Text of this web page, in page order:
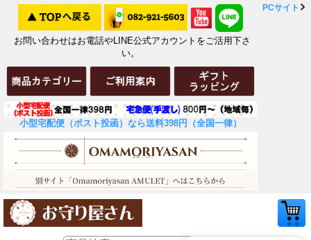
お問い合わせはお電話やLINE公式アカウントをご活用下さ
い。
小型宅配便（ポスト投函）なら送料398円（全国一律）
PCサイト